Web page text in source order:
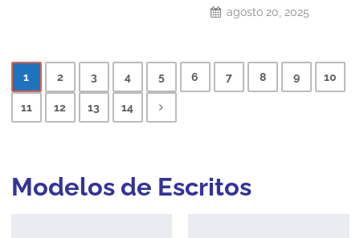
agosto 20, 2025
1 2 3 4 5 6 7 8 9 10
11 12 13 14
Modelos de Escritos